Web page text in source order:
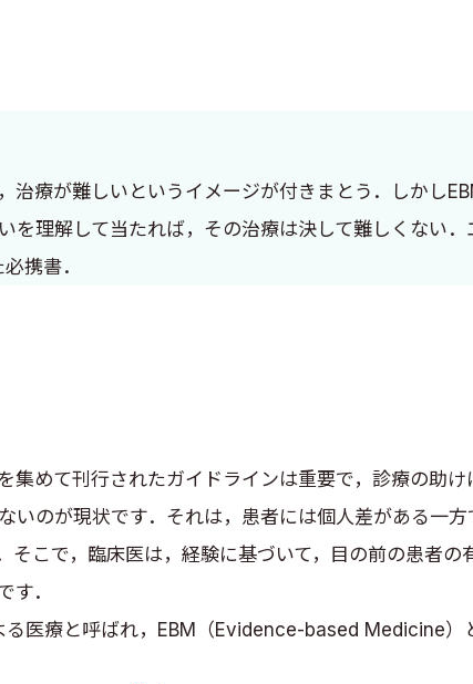
治療が難しいというイメージが付きまとう．しかし
理解して当たれば，その治療は決して難しくない
携書．
めて刊行されたガイドラインは重要で，診療の助
いのが現状です．それは，患者には個人差がある一
こで，臨床医は，経験に基づいて，目の前の患者
す．
療と呼ばれ，EBM（Evidence-based Medicine）